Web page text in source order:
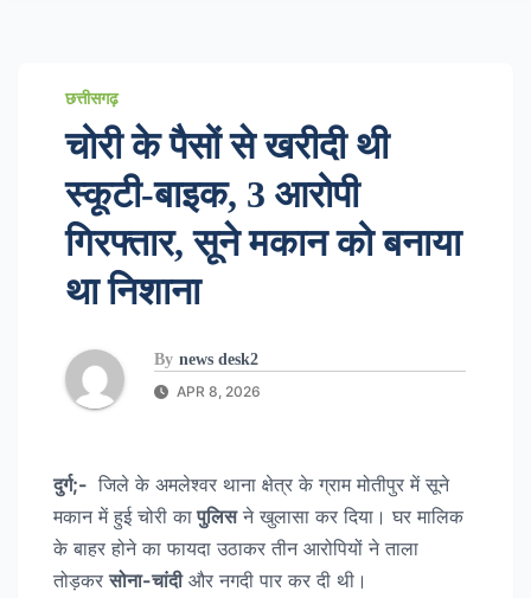
छत्तीसगढ़
चोरी के पैसों से खरीदी थी
स्कूटी-बाइक, 3 आरोपी
गिरफ्तार, सूने मकान को बनाया
था निशाना
By news desk2
APR 8, 2026
दुर्ग;- जिले के अमलेश्वर थाना क्षेत्र के ग्राम मोतीपुर में सूने
मकान में हुई चोरी कापुलिसने खुलासा कर दिया। घर मालिक
के बाहर होने का फायदा उठाकर तीन आरोपियों ने ताला
तोड़करसोना-चांदीऔर नगदी पार कर दी थी।